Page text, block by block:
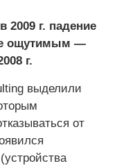
2009 г. падение
ощутимым —
г.
выделили
от